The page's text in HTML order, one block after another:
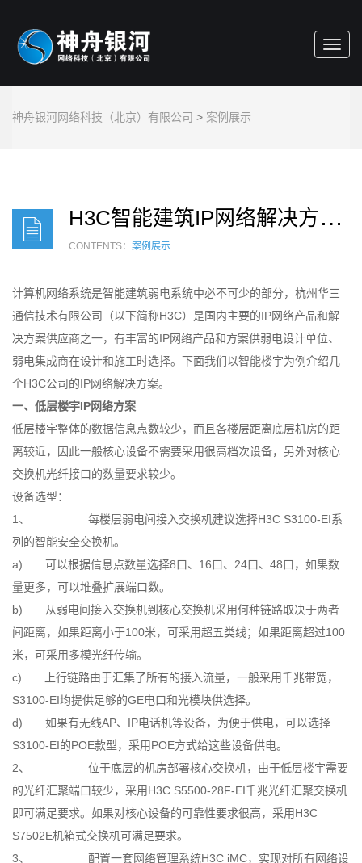
神舟银河网络科技（北京）有限公司 > 案例展示
H
3C智能建筑IP网络解决方案及其广泛应用
CONTENTS： 案例展示
计算机网络系统是智能建筑弱电系统中必不可少的部分，杭州华三
通信技术有限公司（以下简称H3C）是国内主要的IP网络产品和解
决方案供应商之一，有丰富的IP网络产品和方案供弱电设计单位、
弱电集成商在设计和施工时选择。下面我们以智能楼宇为例介绍几
个H3C公司的IP网络解决方案。
一、低层楼宇IP网络方案
低层楼宇整体的数据信息点数较少，而且各楼层距离底层机房的距
离较近，因此一般核心设备不需要采用很高档次设备，另外对核心
交换机光纤接口的数量要求较少。
设备选型：
1、 每楼层弱电间接入交换机建议选择H3C S3100-EI系
列的智能安全交换机。
a) 可以根据信息点数量选择8口、16口、24口、48口，如果数
量更多，可以堆叠扩展端口数。
b) 从弱电间接入交换机到核心交换机采用何种链路取决于两者
间距离，如果距离小于100米，可采用超五类线；如果距离超过100
米，可采用多模光纤传输。
c) 上行链路由于汇集了所有的接入流量，一般采用千兆带宽，
S3100-EI均提供足够的GE电口和光模块供选择。
d) 如果有无线AP、IP电话机等设备，为便于供电，可以选择
S3100-EI的POE款型，采用POE方式给这些设备供电。
2、 位于底层的机房部署核心交换机，由于低层楼宇需要
的光纤汇聚端口较少，采用H3C S5500-28F-EI千兆光纤汇聚交换机
即可满足要求。如果对核心设备的可靠性要求很高，采用H3C
S7502E机箱式交换机可满足要求。
3、 配置一套网络管理系统H3C iMC，实现对所有网络设